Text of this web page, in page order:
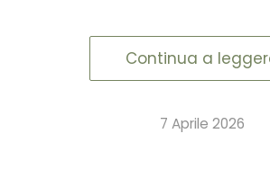
Continua a
7 Aprile 2026